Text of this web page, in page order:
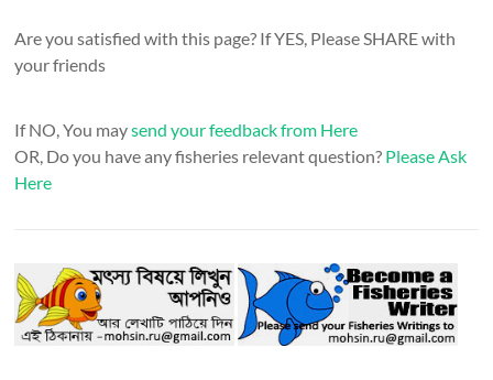
Are you satisfied with this page? If YES, Please SHARE with
your friends
If NO, You maysend your feedback from Here
OR, Do you have any fisheries relevant question? Please Ask
Here